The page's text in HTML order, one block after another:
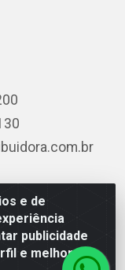
e de
publicidade
e melhorar a
Campos, 42 -
20.920-410 -